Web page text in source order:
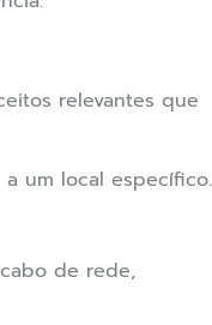
relevantes que
um local específico.
de rede,